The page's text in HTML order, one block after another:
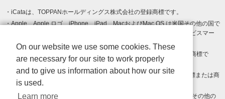
iCataは、TOPPANホールディングス株式会社の登録商標です。
Apple、Apple ロゴ、iPhone、iPad、MacおよびMac OS は米国その他の国で
登録された Apple Inc. の商標です。App Store は Apple Inc. のサービスマー
クです。
Android、Google Play および Google Play ロゴ は Google LLC の商標で
す。
Windows は Microsoft Inc.の米国およびその他の国における登録商標または商
標です。
Adobe、Adobe Reader、Adobe PDF は、Adobe Inc.の米国およびその他の
On our website we use some cookies. These
are necessary for our site to work properly
and to give us information about how our site
is used.
Learn more